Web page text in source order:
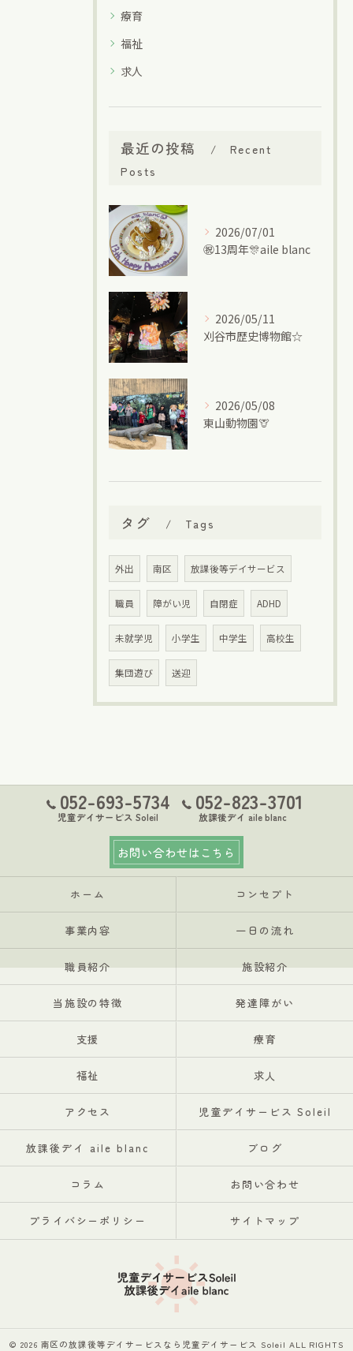
療育
福祉
求人
最近の投稿
Recent
Posts
2026/07/01
㊗13周年🎊aile blanc
2026/05/11
刈谷市歴史博物館☆
2026/05/08
東山動物園🦒
タグ Tags
外出 南区 放課後等デイサービス
職員 障がい児 自閉症 ADHD
未就学児 小学生 中学生 高校生
集団遊び 送迎
052-693-5734
児童デイサービス Soleil
052-823-3701
放課後デイ aile blanc
お問い合わせはこちら
ホーム コンセプト
事業内容 一日の流れ
職員紹介 施設紹介
当施設の特徴 発達障がい
支援 療育
福祉 求人
アクセス 児童デイサービス Soleil
放課後デイ aile blanc ブログ
コラム お問い合わせ
プライバシーポリシー サイトマップ
© 2026 南区の放課後等デイサービスなら児童デイサービス Soleil ALL RIGHTS